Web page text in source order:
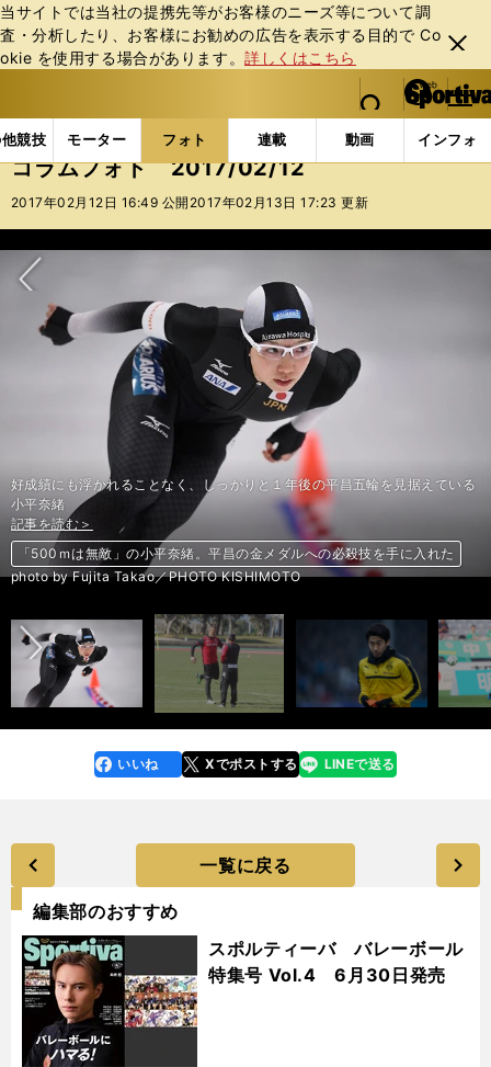
当サイトでは当社の提携先等がお客様のニーズ等について調
査・分析したり、お客様にお勧めの広告を表⽰する⽬的で Co
okie を使⽤する場合があります。詳しくはこちら
閉じ
る
web Sportiva (webスポルティーバ)
検索
マイペ
ー
ジ
メニュ
競技 モーター フォト 連載 動画 インフォ
b
ス
ポ
ル
ー
バ
フォトギャラリー コラムフォト コラムフォト
コラムフォト 2017/02/12
2017年02月12日 16:49 公開 2017年02月13日 17:23 更新
好成績にも浮かれることなく、しっかりと１年後の平昌五輪を見据えている
小平奈緒
記事を読む＞
「500ｍは無敵」の小平奈緒。平昌の金メダルへの必殺技を手に入れた
photo by Fujita Takao／PHOTO KISHIMOTO
記事を読む＞
「カズさんより先にやめたくない」小野と稲本の絶大な存在感は衰えず
記事を読む＞
香川真司、ヒーローになれず。４戦ぶり出場も最下位にまさかの敗戦
記事を読む＞
頂点を知る「元ガンバ・トリオ」は、低迷ヴェルディをJ1へ導けるか
前へ
faceboo
k
いいね Xでポストする
line LINEで送る
一覧に戻る
編集部のおすすめ
スポルティーバ バレーボール
特集号 Vol.4 6月30日発売